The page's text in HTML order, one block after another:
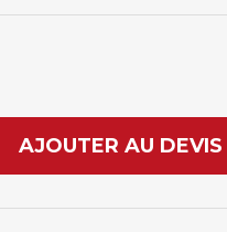
AJOUTER AU DEVIS